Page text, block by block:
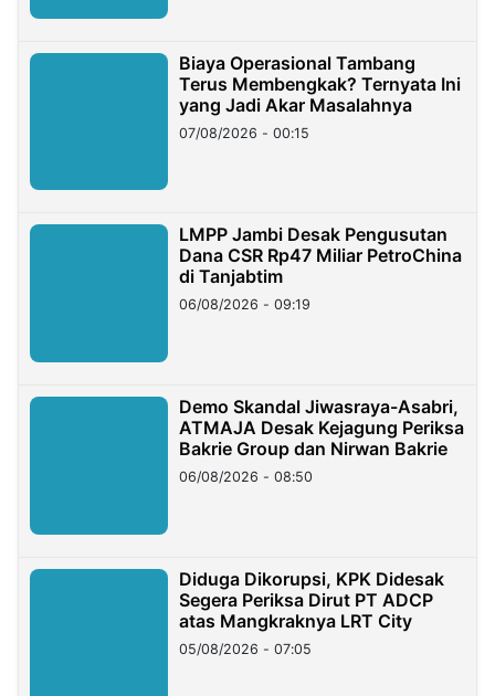
Biaya Operasional Tambang
Terus Membengkak? Ternyata Ini
yang Jadi Akar Masalahnya
07/08/2026 - 00:15
LMPP Jambi Desak Pengusutan
Dana CSR Rp47 Miliar PetroChina
di Tanjabtim
06/08/2026 - 09:19
Demo Skandal Jiwasraya-Asabri,
ATMAJA Desak Kejagung Periksa
Bakrie Group dan Nirwan Bakrie
06/08/2026 - 08:50
Diduga Dikorupsi, KPK Didesak
Segera Periksa Dirut PT ADCP
atas Mangkraknya LRT City
05/08/2026 - 07:05